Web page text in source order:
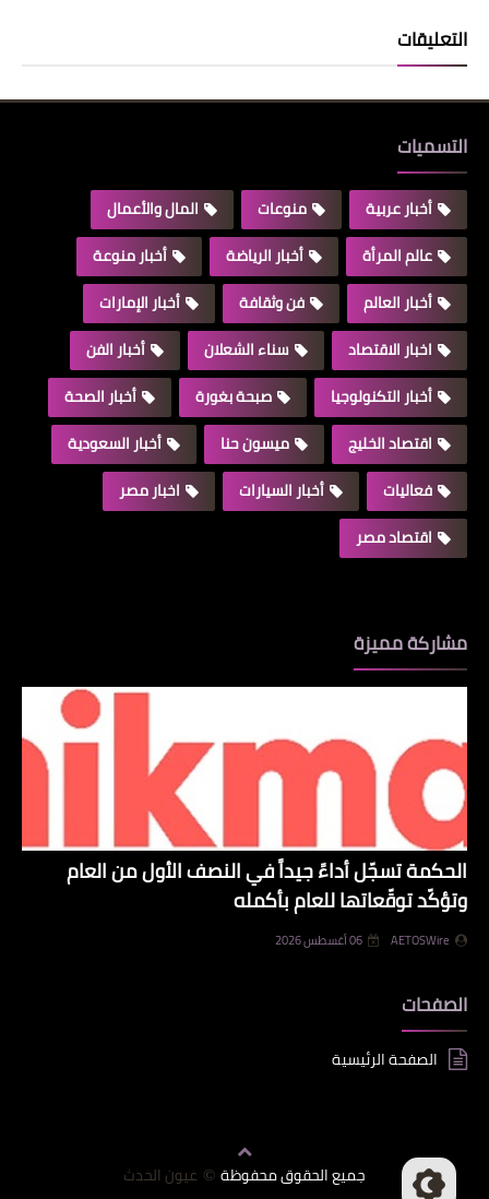
التعليقات
التسميات
أخبار عربية منوعات
المال والأعمال
عالم المرأة
أخبار الرياضة
أخبار منوعة
أخبار العالم
فن وثقافة
أخبار الإمارات
اخبار الاقتصاد
سناء الشعلان
أخبار الفن
أخبار التكنولوجيا
صبحة بغورة
أخبار الصحة
اقتصاد الخليج
ميسون حنا
أخبار السعودية
فعاليات
أخبار السيارات
اخبار مصر
اقتصاد مصر
مشاركة مميزة
الحكمة تسجّل أداءً جيداً في النصف الأول من العام
وتؤكّد توقّعاتها للعام بأكمله
AETOSWire 06 أغسطس 2026
الصفحات
الصفحة الرئيسية
جميع الحقوق محفوظة © عيون الحدث